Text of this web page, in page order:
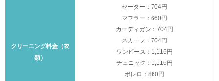
クリーニング料金（衣
類）
セーター：704円
マフラー：660円
カーディガン：704円
スカーフ：704円
ワンピース：1,116円
チュニック：1,116円
ボレロ：860円